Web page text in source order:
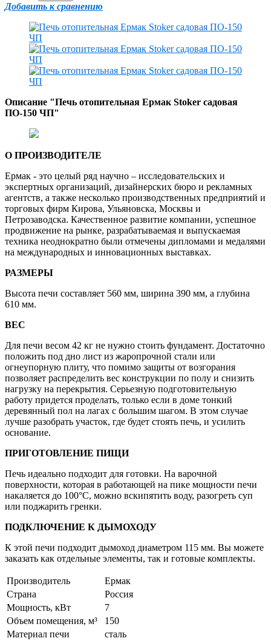
Добавить к сравнению
Описание "Печь отопительная Ермак Stoker садовая
ПО-150 ЧП"
О ПРОИЗВОДИТЕЛЕ
Ермак - это целый ряд научно – исследовательских и
экспертных организаций, дизайнерских бюро и рекламных
агентств, а также несколько производственных предприятий и
торговых фирм Кирова, Ульяновска, Москвы и
Петрозаводска. Качественное развитие компании, успешное
продвижение на рынке, разрабатываемая и выпускаемая
техника неоднократно были отмечены дипломами и медалями
на международных и инновационных выставках.
РАЗМЕРЫ
Высота печи составляет 560 мм, ширина 390 мм, а глубина
610 мм.
ВЕС
Для печи весом 42 кг не нужно стоить фундамент. Достаточно
положить под дно лист из жаропрочной стали или
огнеупорную плиту, что помимо защиты от возгорания
позволяет распределить вес конструкции по полу и снизить
нагрузку на перекрытия. Серьезную подготовительную
работу придется проделать, только если в доме тонкий
деревянный пол на лагах с большим шагом. В этом случае
лучше разобрать участок, где будет стоять печь, и усилить
основание.
ПРИГОТОВЛЕНИЕ ПИЩИ
Печь идеально подходит для готовки. На варочной
поверхности, которая в работающей на пике мощности печи
накаляется до 100°С, можно вскипятить воду, разогреть суп
или поджарить гренки.
ПОДКЛЮЧЕНИЕ К ДЫМОХОДУ
К этой печи подходит дымоход диаметром 115 мм. Вы можете
заказать как отдельные элементы, так и готовые комплекты.
Производитель
Ермак
Страна
Россия
Мощность, кВт
7
Объем помещения, м³
150
Материал печи
сталь